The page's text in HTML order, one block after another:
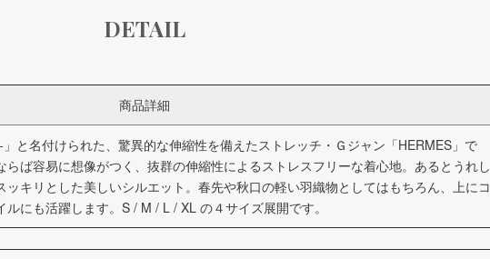
DETAIL
商品詳細
と名付けられた、驚異的な伸縮性を備えたストレッチ・Ｇジャン「HERMES」で
ば容易に想像がつく、抜群の伸縮性によるストレスフリーな着心地。あるとうれし
キリとした美しいシルエット。春先や秋口の軽い羽織物としてはもちろん、上にコ
にも活躍します。S / M / L / XL の４サイズ展開です。